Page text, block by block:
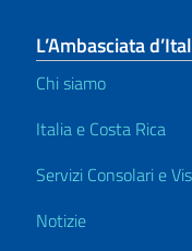
L’Ambasciata
Chi siamo
Italia e Costa Rica
Servizi Consolari e
Notizie